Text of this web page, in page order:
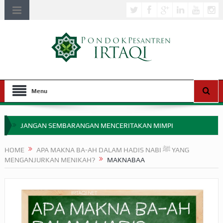
Menu
JANGAN SEMBARANGAN MENCERITAKAN MIMPI
APAKAH ULAMA SALEH PERLU MASUK SCOPUS?
MIMPI YANG DIABAIKAN MENJELANG PERANG BADAR
SEBELUM TIBA SAAT WAJIB?
HAKIKAT NIKMAT DI DUNIA!
HOME
APA MAKNA BA-AH DALAM HADIS NABI ﷺ YANG
MENGANJURKAN MENIKAH?
MAKNABAA